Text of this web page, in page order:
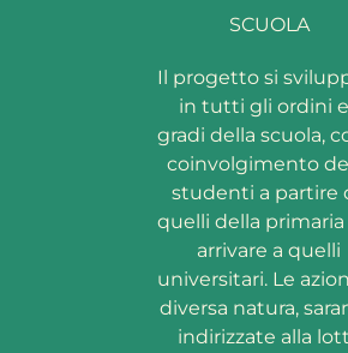
SCUOLA
Il progetto si
in tutti gli ordini
gradi della scuola,
coinvolgimento
studenti a partire
quelli della primaria
arrivare a quelli
universitari. Le
diversa natura,
indirizzate alla